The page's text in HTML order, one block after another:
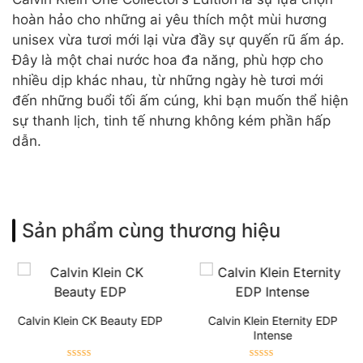
hoàn hảo cho những ai yêu thích một mùi hương
unisex vừa tươi mới lại vừa đầy sự quyến rũ ấm áp.
Đây là một chai nước hoa đa năng, phù hợp cho
nhiều dịp khác nhau, từ những ngày hè tươi mới
đến những buổi tối ấm cúng, khi bạn muốn thể hiện
sự thanh lịch, tinh tế nhưng không kém phần hấp
dẫn.
Sản phẩm cùng thương hiệu
Calvin Klein CK Beauty EDP
Calvin Klein Eternity EDP
Intense